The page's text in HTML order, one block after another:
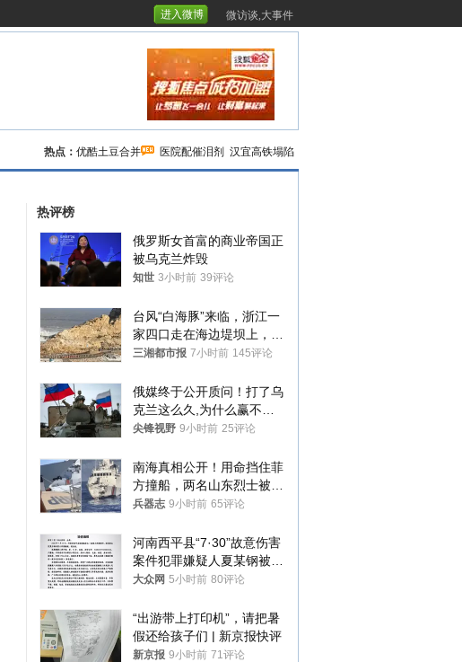
进入微博 微访谈,大事件
热点： 优酷土豆合并 医院配催泪剂 汉宜高铁塌陷
热评榜
俄罗斯女首富的商业帝国正
被乌克兰炸毁
知世 3小时前 39评论
台风“白海豚”来临，浙江一
家四口走在海边堤坝上，其
中9岁男孩被巨浪卷入海
三湘都市报 7小时前 145评论
俄媒终于公开质问！打了乌
克兰这么久,为什么赢不了?
答案令人沉默
尖锋视野 9小时前 25评论
南海真相公开！用命挡住菲
方撞船，两名山东烈士被授
武警最高荣誉
兵器志 9小时前 65评论
河南西平县“7·30”故意伤害
案件犯罪嫌疑人夏某钢被抓
获
大众网 5小时前 80评论
“出游带上打印机”，请把暑
假还给孩子们 | 新京报快评
新京报 9小时前 71评论